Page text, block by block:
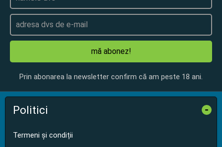
mă abonez!
Prin abonarea la newsletter confirm că am peste 18 ani.
Politici -
Termeni și condiții